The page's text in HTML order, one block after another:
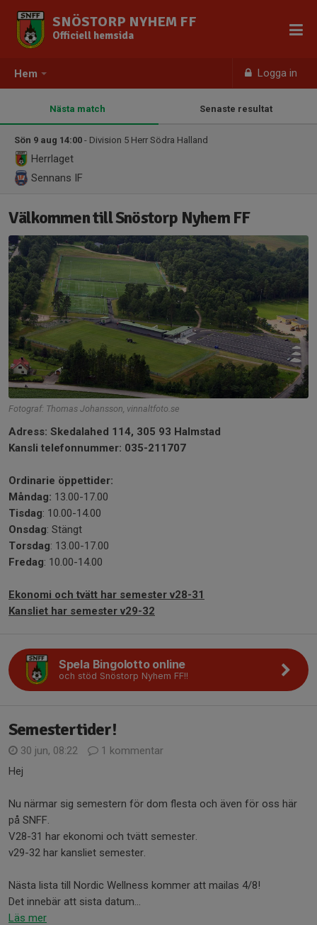
Hem Logga in
SNÖSTORP NYHEM FF
Officiell hemsida
Nästa match Senaste resultat
Sön 9 aug 14:00 - Division 5 Herr Södra Halland
Herrlaget
Sennans IF
Välkommen till Snöstorp Nyhem FF
Fotograf: Thomas Johansson, vinnaltfoto.se
Adress: Skedalahed 114, 305 93 Halmstad
Kansli telefonnummer: 035-211707
Ordinarie öppettider:
Måndag: 13.00-17.00
Tisdag: 10.00-14.00
Onsdag: Stängt
Torsdag: 13.00-17.00
Fredag: 10.00-14.00
Ekonomi och tvätt har semester v28-31
Kansliet har semester v29-32
Spela Bingolotto online
och stöd Snöstorp Nyhem FF!!
Semestertider!
30 jun, 08:22
1 kommentar
Hej
Nu närmar sig semestern för dom flesta och även för oss här
på SNFF.
V28-31 har ekonomi och tvätt semester.
v29-32 har kansliet semester.
Nästa lista till Nordic Wellness kommer att mailas 4/8!
Det innebär att sista datum...
Läs mer